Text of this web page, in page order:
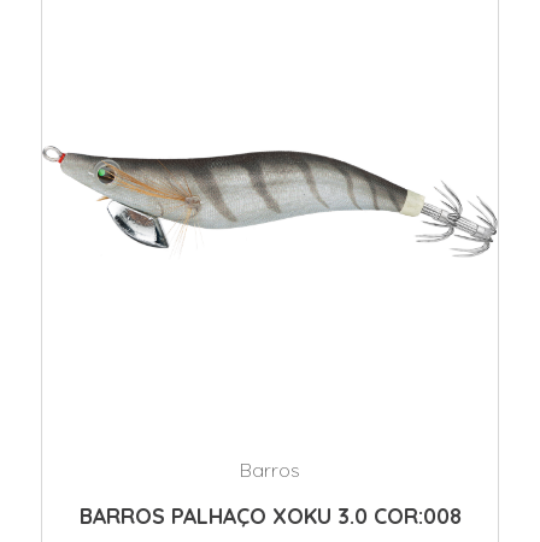
Barros
BARROS PALHAÇO XOKU 3.0 COR:008